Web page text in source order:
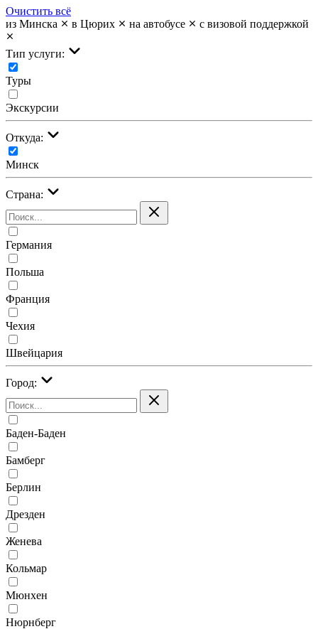
Очистить всё
из Минска
в Цюрих на автобусе с визовой поддержкой
Тип услуги:
Туры
Экскурсии
Откуда:
Минск
Страна:
Германия
Польша
Франция
Чехия
Швейцария
Город:
Баден-Баден
Бамберг
Берлин
Дрезден
Женева
Кольмар
Мюнхен
Нюрнберг